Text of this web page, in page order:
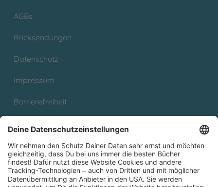
AGBs
Rücksendungen
Datenschutz
Impressum
Barrierefreiheit
Partnerprogramm (Affiliate)
Folge uns auf